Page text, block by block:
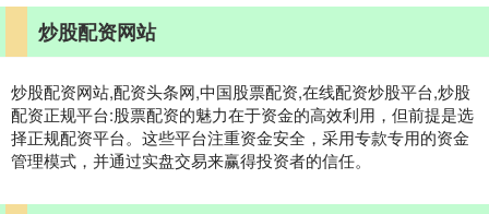
炒股配资网站
炒股配资网站,配资头条网,中国股票配资,在线配资炒股平台,炒股
配资正规平台:股票配资的魅力在于资金的高效利用，但前提是选
择正规配资平台。这些平台注重资金安全，采用专款专用的资金
管理模式，并通过实盘交易来赢得投资者的信任。